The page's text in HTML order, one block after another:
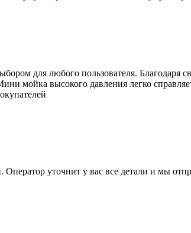
для любого пользователя. Благодаря
мойка высокого давления легко
уточнит у вас все детали и мы